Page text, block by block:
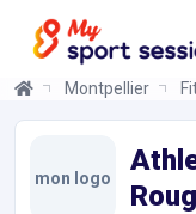
Montpellier
mon logo